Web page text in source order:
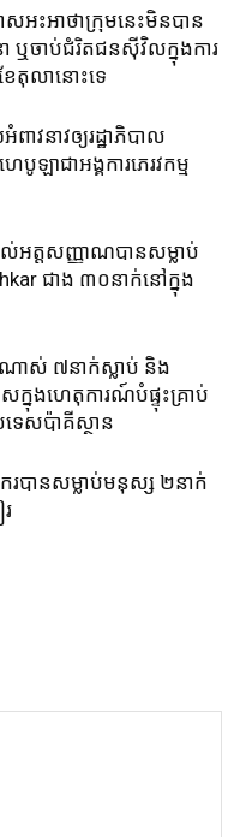
សអះអាថាក្រុមនេះមិនបាន
ឬចាប់ជំរិតជនស៊ីវិលក្នុងការ
ែតុលានោះទេ
វនាវឲ្យរដ្ឋាភិបាល
ឡាជាអង្គការភេរវកម្ម
ាល់អត្តសញ្ញាណបានសម្លាប់
ជាង ៣០នាក់នៅក្នុង
ស់ ៧នាក់ស្លាប់ និង
ក្នុងហេតុការណ៍បំផ្ទុះគ្រាប់
េសប៉ាគីស្ថាន
របានសម្លាប់មនុស្ស ២នាក់